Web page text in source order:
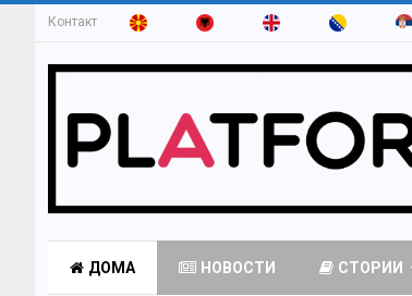
Контакт
ДОМА НОВОСТИ СТОРИИ